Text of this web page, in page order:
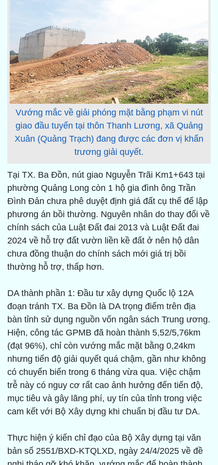
Vướng mắc về giải phóng mặt bằng phạm vi nút
giao đầu tuyến tại thôn Thanh Lương, xã Quảng
Xuân (Quảng Trạch) đang được các đơn vị khẩn
trương giải quyết.
Tại TX. Ba Đồn, nút giao Nguyễn Trãi Km1+643 tại
phường Quảng Long còn 1 hộ gia đình ông Trần
Đình Đản chưa phê duyệt định giá đất cụ thể để lập
phương án bồi thường. Nguyên nhân do thay đổi về
chính sách của Luật Đất đai 2013 và Luật Đất đai
2024 về hỗ trợ đất vườn liền kề đất ở nên hộ dân
chưa đồng thuận do chính sách mới giá trị bồi
thường hỗ trợ, thấp hơn.
DA thành phần 1: Đầu tư xây dựng Quốc lộ 12A
đoạn tránh TX. Ba Đồn là DA trọng điểm trên địa
bàn tỉnh sử dụng nguồn vốn ngân sách Trung ương.
Hiện, công tác GPMB đã hoàn thành 5,52/5,76km
(đạt 96%), chỉ còn vướng mắc mặt bằng 0,24km
nhưng tiến độ giải quyết quá chậm, gần như không
có chuyển biến trong 6 tháng vừa qua. Việc chậm
trễ này có nguy cơ rất cao ảnh hưởng đến tiến độ,
mục tiêu và gây lãng phí, uy tín của tỉnh trong việc
cam kết với Bộ Xây dựng khi chuẩn bị đầu tư DA.
Thực hiện ý kiến chỉ đạo của Bộ Xây dựng tại văn
bản số 2551/BXD-KTQLXD, ngày 24/4/2025 về đề